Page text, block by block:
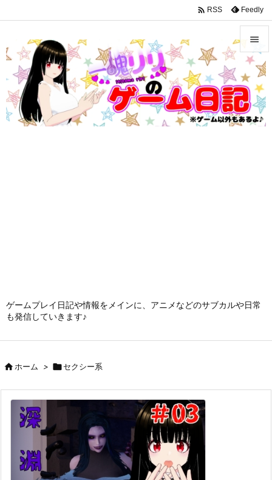
google-site-verification: googleffbc969efee6c755.html
ゲームプレイ日記や情報をメインに、アニメなどのサブカルや日常
も発信していきます♪


メニュ

サイド

 RSS Feedly
ホーム > セクシー系